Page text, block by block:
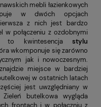
mebli łazienkowych
w dwóch opcjach
z nich jest bardzo
w połączeniu z ozdobnymi
to kwintesencja stylu
wkomponuje się zarówno
jak i nowoczesnym.
miejsce w bardziej
w ostatnich latach
jest uwzględniany w
Zieleń butelkowawygląda
frontach i w połączniu z